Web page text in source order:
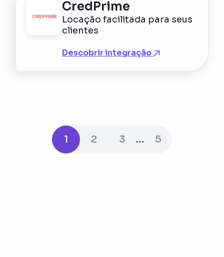
CredPrime
Locação facilitada para seus
clientes
Descobrir integração
1 2 3 … 5